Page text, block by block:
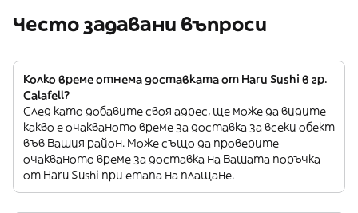
Често задавани въпроси
Колко време отнема доставката от Haru Sushi в гр.
Calafell?
След като добавите своя адрес, ще може да видите
какво е очакваното време за доставка за всеки обект
във Вашия район. Може също да проверите
очакваното време за доставка на Вашата поръчка
от Haru Sushi при етапа на плащане.